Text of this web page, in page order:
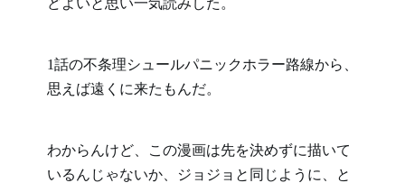
どよいと思い一気読みした。
1話の不条理シュールパニックホラー路線から、
思えば遠くに来たもんだ。
わからんけど、この漫画は先を決めずに描いて
いるんじゃないか、ジョジョと同じように、と